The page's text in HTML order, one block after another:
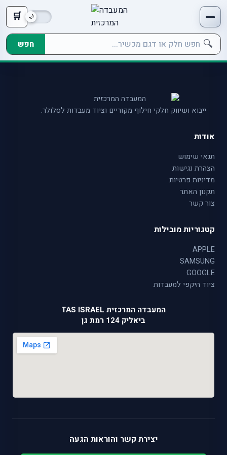
🛒
🔍 חפש
ייבוא ושיווק חלקי חילוף מקוריים וציוד מעבדות לסלולר.
אודות
תנאי שימוש
הצהרת נגישות
מדיניות פרטיות
תקנון האתר
צור קשר
קטגוריות מובילות
APPLE
SAMSUNG
GOOGLE
ציוד היקפי למעבדות
המעבדה המרכזית TAS ISRAEL
ביאליק 124 רמת גן
יצירת קשר והוראות הגעה